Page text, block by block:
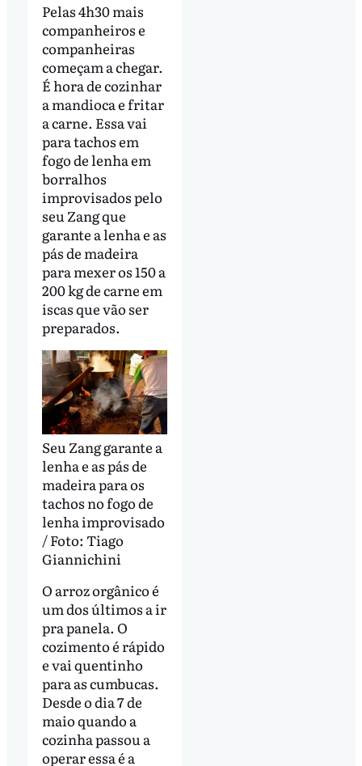
Pelas 4h30 mais
companheiros e
companheiras
começam a chegar.
É hora de cozinhar
a mandioca e fritar
a carne. Essa vai
para tachos em
fogo de lenha em
borralhos
improvisados pelo
seu Zang que
garante a lenha e as
pás de madeira
para mexer os 150 a
200 kg de carne em
iscas que vão ser
preparados.
Seu Zang garante a
lenha e as pás de
madeira para os
tachos no fogo de
lenha improvisado
/ Foto: Tiago
Giannichini
O arroz orgânico é
um dos últimos a ir
pra panela. O
cozimento é rápido
e vai quentinho
para as cumbucas.
Desde o dia 7 de
maio quando a
cozinha passou a
operar essa é a